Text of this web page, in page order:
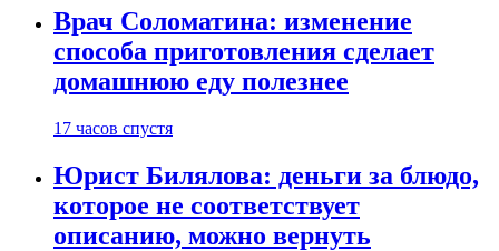
Врач Соломатина: изменение
способа приготовления сделает
домашнюю еду полезнее
17 часов спустя
Юрист Билялова: деньги за блюдо,
которое не соответствует
описанию, можно вернуть